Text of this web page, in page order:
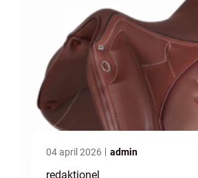
04 april 2026 admin
redaktionel